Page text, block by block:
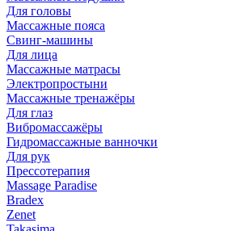
Для головы
Массажные пояса
Свинг-машины
Для лица
Массажные матрасы
Электропростыни
Массажные тренажёры
Для глаз
Вибромассажёры
Гидромассажные ванночки
Для рук
Прессотерапия
Massage Paradise
Bradex
Zenet